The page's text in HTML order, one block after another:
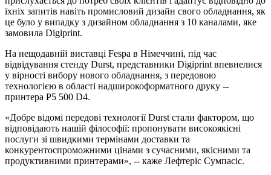
їхніх запитів навіть промисловий дизайн свого обладнання, як
це було у випадку з дизайном обладнання з 10 каналами, яке
замовила Digiprint.
На нещодавній виставці Fespa в Німеччині, під час
відвідування стенду Durst, представники Digiprint впевнелися
у вірності вибору нового обладнання, з передовою
технологією в області надширокоформатного друку --
принтера P5 500 D4.
«Добре відомі передові технології Durst стали фактором, що
відповідають нашій філософії: пропонувати високоякісні
послуги зі швидкими термінами доставки та
конкурентоспроможними цінами з сучасними, якісними та
продуктивними принтерами», -- каже Лефтеріс Сумпасіс.